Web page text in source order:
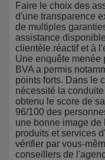
Faire le choix des
d'une transparence
de multiples
assistance
clientèle réactif et à
Une enquête menée
BVA a permis
points forts. Dans le
nécessité la
obtenu le score de
96/100 des
une bonne image de
produits et services
vérifier par vous-
conseillers de